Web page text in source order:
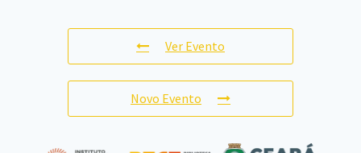
Ver Evento
Novo Evento